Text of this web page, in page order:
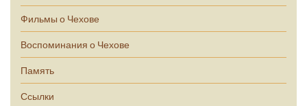
Фильмы о Чехове
Воспоминания о Чехове
Память
Ссылки